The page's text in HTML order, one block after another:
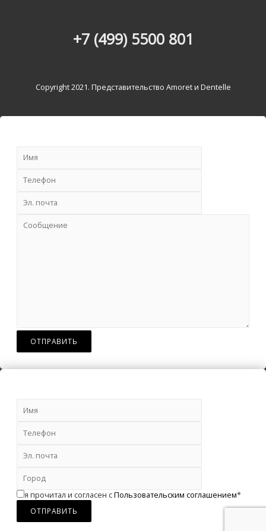
+7 (499) 5500 801
Copyright 2021. Представительство Amoret и Dentelle
я прочитал и согласен сПользовательским соглашением*